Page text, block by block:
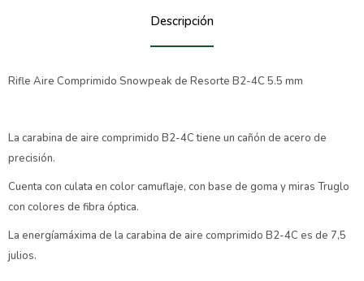
Descripción
Rifle Aire Comprimido Snowpeak de Resorte B2-4C 5.5 mm
La carabina de aire comprimido B2-4C tiene un cañón de acero de
precisión.
Cuenta con culata en color camuflaje, con base de goma y miras Truglo
con colores de fibra óptica.
La energíamáxima de la carabina de aire comprimido B2-4C es de 7,5
julios.